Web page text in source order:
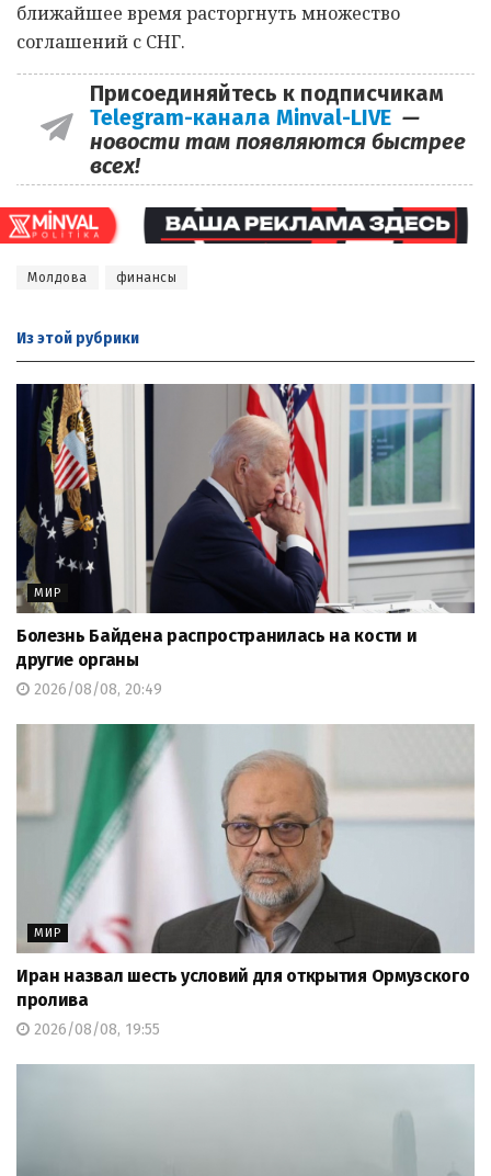
ближайшее время расторгнуть множество
соглашений с СНГ.
Присоединяйтесь к подписчикам
Telegram-канала Minval-LIVE —
новости там появляются быстрее
всех!
Молдова финансы
Из этой рубрики
МИР
Болезнь Байдена распространилась на кости и
другие органы
2026/08/08, 20:49
МИР
Иран назвал шесть условий для открытия Ормузского
пролива
2026/08/08, 19:55